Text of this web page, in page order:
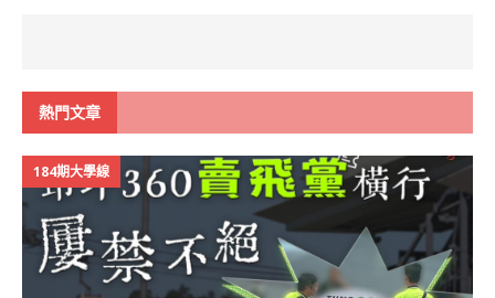
熱門文章
184期大學線